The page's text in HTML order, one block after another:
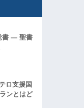
書 ― 聖書
ロ支援国
ンとはど